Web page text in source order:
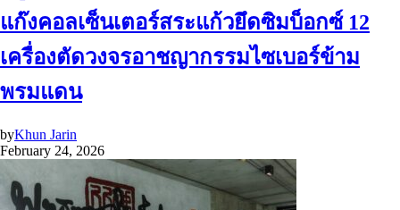
แก๊งคอลเซ็นเตอร์สระแก้วยึดซิมบ็อกซ์ 12
เครื่องตัดวงจรอาชญากรรมไซเบอร์ข้าม
พรมแดน
byKhun Jarin
February 24, 2026